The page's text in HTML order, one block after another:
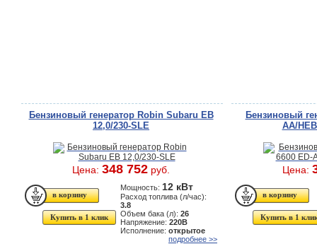
Бензиновый генератор Robin Subaru EB
12,0/230-SLE
Цена: 348 752 руб.
Купить в 1 клик
Мощность: 12 кВт
Расход топлива (л/час):
3.8
Объем бака (л): 26
Напряжение: 220В
Исполнение: открытое
подробнее >>
Бензиновый
AA/
Цена:
Купить в 1